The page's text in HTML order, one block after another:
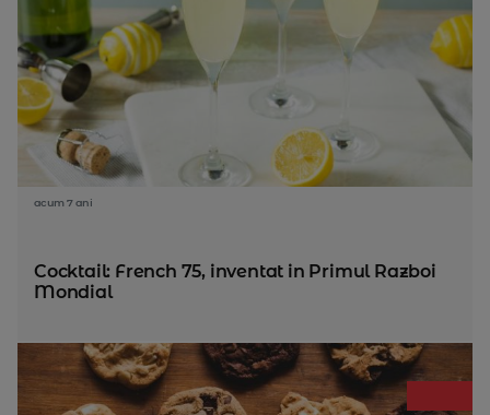
acum 7 ani
Cocktail: French 75, inventat in Primul Razboi
Mondial